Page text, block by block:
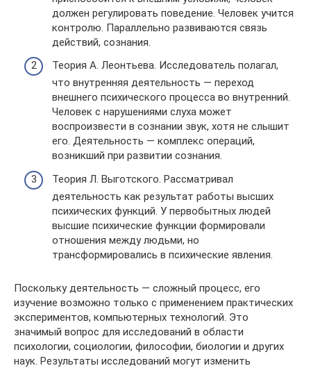
должен регулировать поведение. Человек учится
контролю. Параллельно развиваются связь
действий, сознания.
Теория А. Леонтьева. Исследователь полагал,
что внутренняя деятельность — переход
внешнего психического процесса во внутренний.
Человек с нарушениями слуха может
воспроизвести в сознании звук, хотя не слышит
его. Деятельность — комплекс операций,
возникший при развитии сознания.
Теория Л. Выготского. Рассматривал
деятельность как результат работы высших
психических функций. У первобытных людей
высшие психические функции формировали
отношения между людьми, но
трансформировались в психические явления.
Поскольку деятельность — сложный процесс, его
изучение возможно только с применением практических
экспериментов, компьютерных технологий. Это
значимый вопрос для исследований в области
психологии, социологии, философии, биологии и других
наук. Результаты исследований могут изменить